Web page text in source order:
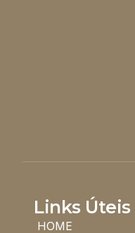
Links Úteis
HOME